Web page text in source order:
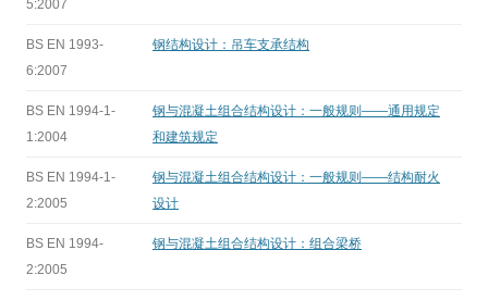
5:2007
BS EN 1993-
6:2007
钢结构设计：吊车支承结构
BS EN 1994-1-
1:2004
钢与混凝土组合结构设计：一般规则——通用规定
和建筑规定
BS EN 1994-1-
2:2005
钢与混凝土组合结构设计：一般规则——结构耐火
设计
BS EN 1994-
2:2005
钢与混凝土组合结构设计：组合梁桥